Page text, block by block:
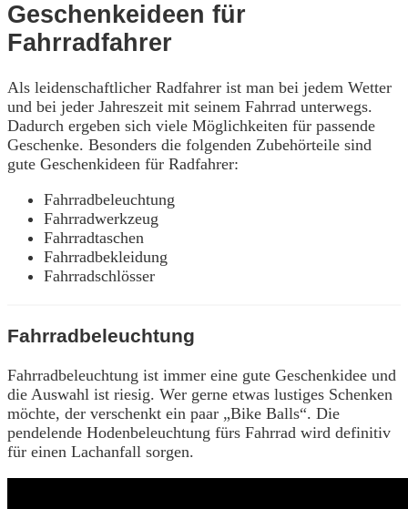
Geschenkeideen für
Fahrradfahrer
Als leidenschaftlicher Radfahrer ist man bei jedem Wetter
und bei jeder Jahreszeit mit seinem Fahrrad unterwegs.
Dadurch ergeben sich viele Möglichkeiten für passende
Geschenke. Besonders die folgenden Zubehörteile sind
gute Geschenkideen für Radfahrer:
Fahrradbeleuchtung
Fahrradwerkzeug
Fahrradtaschen
Fahrradbekleidung
Fahrradschlösser
Fahrradbeleuchtung
Fahrradbeleuchtung ist immer eine gute Geschenkidee und
die Auswahl ist riesig. Wer gerne etwas lustiges Schenken
möchte, der verschenkt ein paar „Bike Balls“. Die
pendelende Hodenbeleuchtung fürs Fahrrad wird definitiv
für einen Lachanfall sorgen.